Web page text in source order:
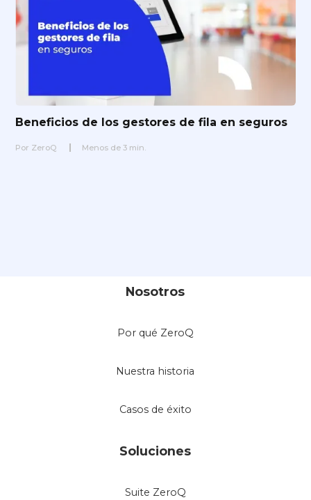
Beneficios de los gestores de fila en seguros
Por ZeroQ Menos de 3 min.
Nosotros
Por qué ZeroQ
Nuestra historia
Casos de éxito
Soluciones
Suite ZeroQ